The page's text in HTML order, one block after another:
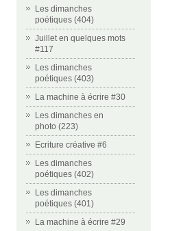
Les dimanches
poétiques (404)
Juillet en quelques mots
#117
Les dimanches
poétiques (403)
La machine à écrire #30
Les dimanches en
photo (223)
Ecriture créative #6
Les dimanches
poétiques (402)
Les dimanches
poétiques (401)
La machine à écrire #29